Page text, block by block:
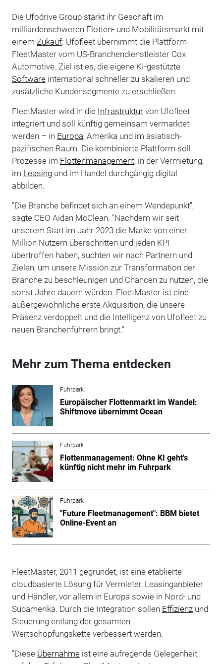
Die Ufodrive Group stärkt ihr Geschäft im
milliardenschweren Flotten- und Mobilitätsmarkt mit
einem Zukauf: Ufofleet übernimmt die Plattform
FleetMaster vom US-Branchendienstleister Cox
Automotive. Ziel ist es, die eigene KI-gestützte
Softwareinternational schneller zu skalieren und
zusätzliche Kundensegmente zu erschließen.
FleetMaster wird in die Infrastrukturvon Ufofleet
integriert und soll künftig gemeinsam vermarktet
werden – in Europa, Amerika und im asiatisch-
pazifischen Raum. Die kombinierte Plattform soll
Prozesse im Flottenmanagement, in der Vermietung,
im Leasingund im Handel durchgängig digital
abbilden.
"Die Branche befindet sich an einem Wendepunkt",
sagte CEO Aidan McClean. "Nachdem wir seit
unserem Start im Jahr 2023 die Marke von einer
Million Nutzern überschritten und jeden KPI
übertroffen haben, suchten wir nach Partnern und
Zielen, um unsere Mission zur Transformation der
Branche zu beschleunigen und Chancen zu nutzen, die
sonst Jahre dauern würden. FleetMaster ist eine
außergewöhnliche erste Akquisition, die unsere
Präsenz verdoppelt und die Intelligenz von Ufofleet zu
neuen Branchenführern bringt."
Mehr zum Thema entdecken
Fuhrpark
Europäischer Flottenmarkt im Wandel:
Shiftmove übernimmt Ocean
Fuhrpark
Flottenmanagement: Ohne KI geht's
künftig nicht mehr im Fuhrpark
Fuhrpark
"Future Fleetmanagement": BBM bietet
Online-Event an
FleetMaster, 2011 gegründet, ist eine etablierte
cloudbasierte Lösung für Vermieter, Leasinganbieter
und Händler, vor allem in Europa sowie in Nord- und
Südamerika. Durch die Integration sollen Effizienzund
Steuerung entlang der gesamten
Wertschöpfungskette verbessert werden.
"Diese Übernahmeist eine aufregende Gelegenheit,